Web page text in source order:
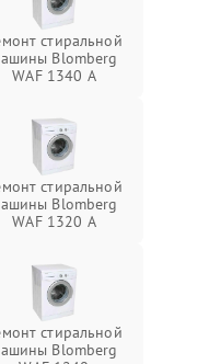
стиральной
Blomberg
WAF 1340 A
стиральной
Blomberg
WAF 1320 A
стиральной
Blomberg